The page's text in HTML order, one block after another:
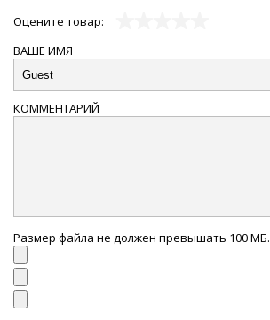
Оцените товар:
ВАШЕ ИМЯ
КОММЕНТАРИЙ
Размер файла не должен превышать 100 МБ.